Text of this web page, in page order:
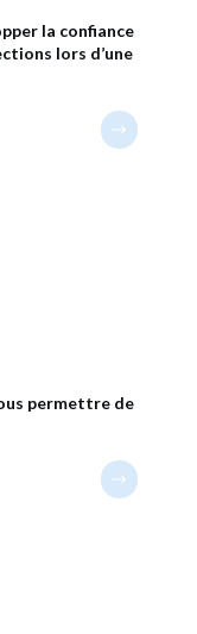
la confiance
lors d’une
permettre de